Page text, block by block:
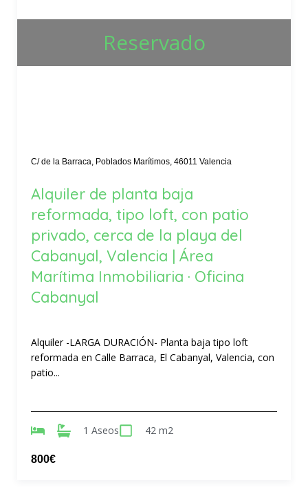
Reservado
C/ de la Barraca, Poblados Marítimos, 46011 Valencia
Alquiler de planta baja
reformada, tipo loft, con patio
privado, cerca de la playa del
Cabanyal, Valencia | Área
Marítima Inmobiliaria · Oficina
Cabanyal
Alquiler -LARGA DURACIÓN- Planta baja tipo loft
reformada en Calle Barraca, El Cabanyal, Valencia, con
patio...
1 Aseos 42 m2
800€